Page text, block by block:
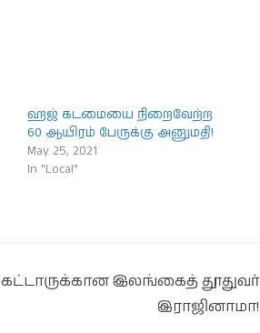
ஹஜ் கடமையை நிறைவேற்ற
60 ஆயிரம் பேருக்கு அனுமதி!
May 25, 2021
In "Local"
கட்டாருக்கான இலங்கைத் தூதுவர்
இராஜினாமா!